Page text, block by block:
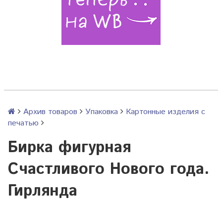
Архив товаров Упаковка
Картонные изделия с
печатью
Бирка фигурная
Счастливого Нового года.
Гирлянда